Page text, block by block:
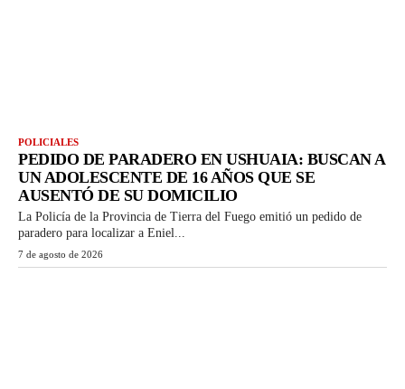
POLICIALES
PEDIDO DE PARADERO EN USHUAIA: BUSCAN A
UN ADOLESCENTE DE 16 AÑOS QUE SE
AUSENTÓ DE SU DOMICILIO
La Policía de la Provincia de Tierra del Fuego emitió un pedido de
paradero para localizar a Eniel...
7 de agosto de 2026